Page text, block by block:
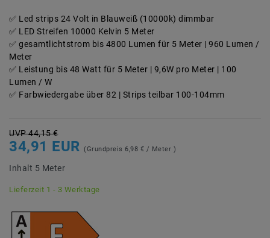
Led strips 24 Volt in Blauweiß (10000k) dimmbar
LED Streifen 10000 Kelvin 5 Meter
gesamtlichtstrom bis 4800 Lumen für 5 Meter | 960 Lumen /
Meter
Leistung bis 48 Watt für 5 Meter | 9,6W pro Meter | 100
Lumen / W
Farbwiedergabe über 82 | Strips teilbar 100-104mm
UVP 44,15 €
34,91 EUR (Grundpreis 6,98 € / Meter )
Inhalt 5 Meter
Lieferzeit 1 - 3 Werktage